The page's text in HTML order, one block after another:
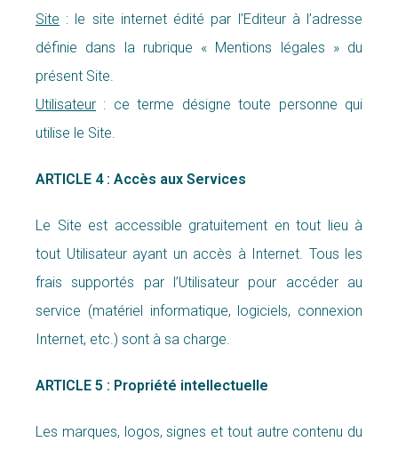
Site : le site internet édité par l’Editeur à l’adresse
définie dans la rubrique « Mentions légales » du
présent Site.
Utilisateur : ce terme désigne toute personne qui
utilise le Site.
ARTICLE 4 : Accès aux Services
Le Site est accessible gratuitement en tout lieu à
tout Utilisateur ayant un accès à Internet. Tous les
frais supportés par l’Utilisateur pour accéder au
service (matériel informatique, logiciels, connexion
Internet, etc.) sont à sa charge.
ARTICLE 5 : Propriété intellectuelle
Les marques, logos, signes et tout autre contenu du